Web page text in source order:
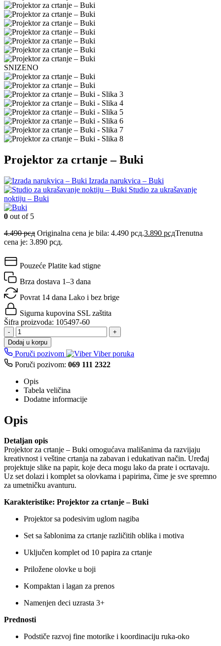
SNIZENO
Projektor za crtanje – Buki
Izrada narukvica – Buki
Studio za ukrašavanje
noktiju – Buki
0 out of 5
4.490рсд Originalna cena je bila: 4.490 рсд.3.890 рсдTrenutna
cena je: 3.890 рсд.
Pouzeće Platite kad stigne
Brza dostava 1–3 dana
Povrat 14 dana Lako i bez brige
Sigurna kupovina SSL zaštita
Šifra proizvoda: 105497-60
-
+
Dodaj u korpu
Poruči pozivom
Viber poruka
Poruči pozivom: 069 111 2322
Opis
Tabela veličina
Dodatne informacije
Opis
Detaljan opis
Projektor za crtanje – Buki omogućava mališanima da razvijaju
kreativnost i veštine crtanja na zabavan i edukativan način. Uređaj
projektuje slike na papir, koje deca mogu lako da prate i ocrtavaju.
Uz set dolazi i komplet sa olovkama i papirima, čime je sve spremno
za umetničku avanturu.
Karakteristike: Projektor za crtanje – Buki
Projektor sa podesivim uglom nagiba
Set sa šablonima za crtanje različitih oblika i motiva
Uključen komplet od 10 papira za crtanje
Priložene olovke u boji
Kompaktan i lagan za prenos
Namenjen deci uzrasta 3+
Prednosti
Podstiče razvoj fine motorike i koordinaciju ruka-oko